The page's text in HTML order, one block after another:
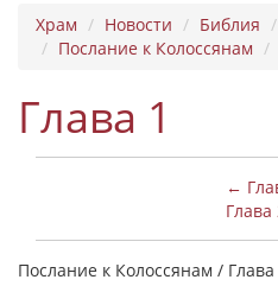
Храм Новости Библия
Послание к Колоссянам
Глава 1
←
Послание к Колоссянам / Глава